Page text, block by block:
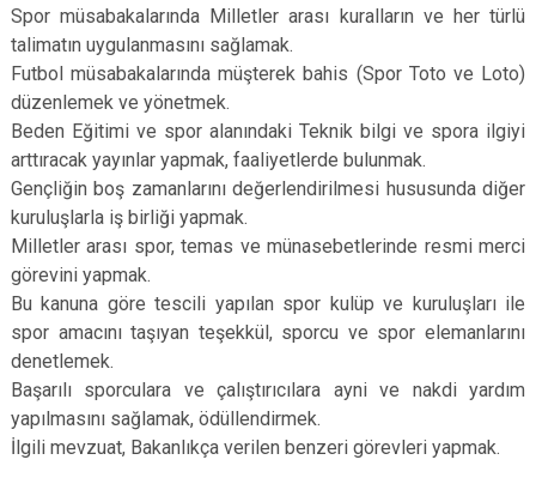
Spor müsabakalarında Milletler arası kuralların ve her türlü
talimatın uygulanmasını sağlamak.
Futbol müsabakalarında müşterek bahis (Spor Toto ve Loto)
düzenlemek ve yönetmek.
Beden Eğitimi ve spor alanındaki Teknik bilgi ve spora ilgiyi
arttıracak yayınlar yapmak, faaliyetlerde bulunmak.
Gençliğin boş zamanlarını değerlendirilmesi hususunda diğer
kuruluşlarla iş birliği yapmak.
Milletler arası spor, temas ve münasebetlerinde resmi merci
görevini yapmak.
Bu kanuna göre tescili yapılan spor kulüp ve kuruluşları ile
spor amacını taşıyan teşekkül, sporcu ve spor elemanlarını
denetlemek.
Başarılı sporculara ve çalıştırıcılara ayni ve nakdi yardım
yapılmasını sağlamak, ödüllendirmek.
İlgili mevzuat, Bakanlıkça verilen benzeri görevleri yapmak.